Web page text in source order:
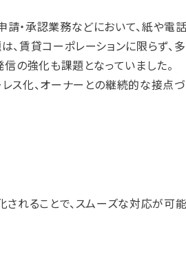
・承認業務などにおいて、紙や電
賃貸コーポレーションに限らず、
の強化も課題となっていました。
ス化、オーナーとの継続的な接点
れることで、スムーズな対応が可